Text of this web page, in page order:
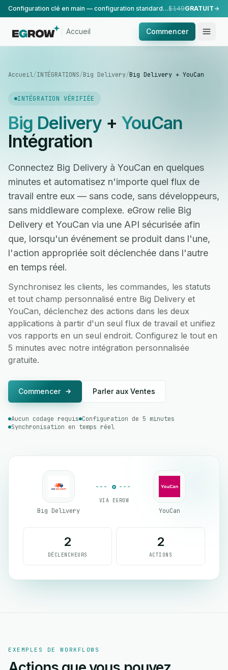
Configuration clé en main — configuration standard, réalisée par notre équipe.$149GRATUIT
Accueil Commencer
Accueil/INTÉGRATIONS/Big Delivery/Big Delivery + YouCan
INTÉGRATION VÉRIFIÉE
Big Delivery+ YouCan
Intégration
Connectez Big Delivery à YouCan en quelques
minutes et automatisez n'importe quel flux de
travail entre eux — sans code, sans développeurs,
sans middleware complexe. eGrow relie Big
Delivery et YouCan via une API sécurisée afin
que, lorsqu'un événement se produit dans l'une,
l'action appropriée soit déclenchée dans l'autre
en temps réel.
Synchronisez les clients, les commandes, les statuts
et tout champ personnalisé entre Big Delivery et
YouCan, déclenchez des actions dans les deux
applications à partir d'un seul flux de travail et unifiez
vos rapports en un seul endroit. Configurez le tout en
5 minutes avec notre intégration personnalisée
gratuite.
Commencer Parler aux Ventes
Aucun codage requis Configuration de 5 minutes
Synchronisation en temps réel
Big Delivery
VIA EGROW
YouCan
2
DÉCLENCHEURS
2
ACTIONS
EXEMPLES DE WORKFLOWS